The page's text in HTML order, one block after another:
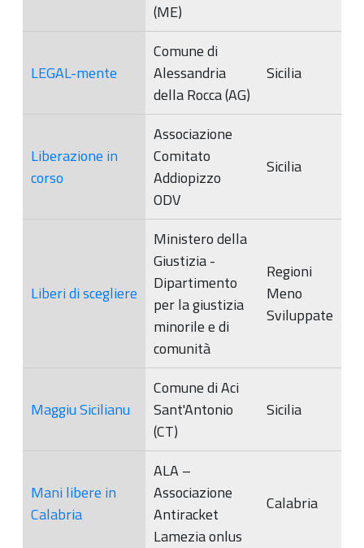
(ME)
LEGAL-mente
Comune di
Alessandria
della Rocca (AG)
Sicilia
Liberazione in
corso
Associazione
Comitato
Addiopizzo
ODV
Sicilia
Liberi di scegliere
Ministero della
Giustizia -
Dipartimento
per la giustizia
minorile e di
comunità
Regioni
Meno
Sviluppate
Maggiu Sicilianu
Comune di Aci
Sant'Antonio
(CT)
Sicilia
Mani libere in
Calabria
ALA –
Associazione
Antiracket
Lamezia onlus
Calabria